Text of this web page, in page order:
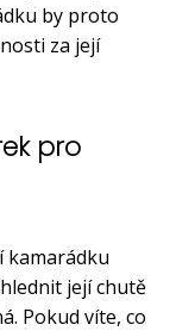
by proto
za její
pro
kamarádku
její chutě
Pokud víte, co